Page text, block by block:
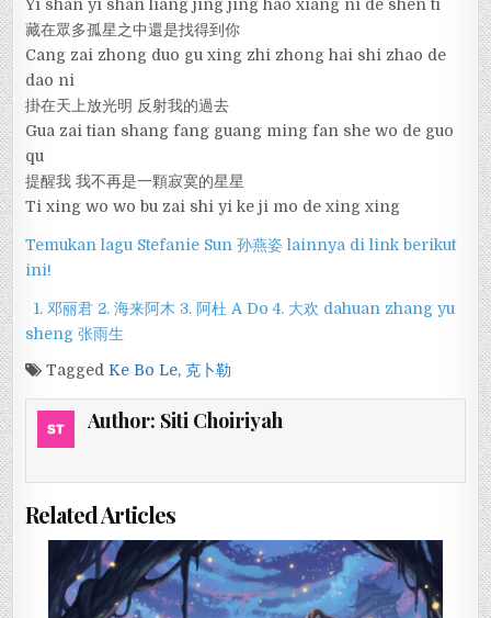
Yi shan yi shan liang jing jing hao xiang ni de shen ti
藏在眾多孤星之中還是找得到你
Cang zai zhong duo gu xing zhi zhong hai shi zhao de
dao ni
掛在天上放光明 反射我的過去
Gua zai tian shang fang guang ming fan she wo de guo
qu
提醒我 我不再是一顆寂寞的星星
Ti xing wo wo bu zai shi yi ke ji mo de xing xing
Temukan lagu Stefanie Sun 孙燕姿 lainnya di link berikut
ini!
1. 邓丽君 2. 海来阿木 3. 阿杜 A Do 4. 大欢 dahuan zhang yu
sheng 张雨生
TaggedKe Bo Le, 克卜勒
Author: Siti Choiriyah
Related Articles